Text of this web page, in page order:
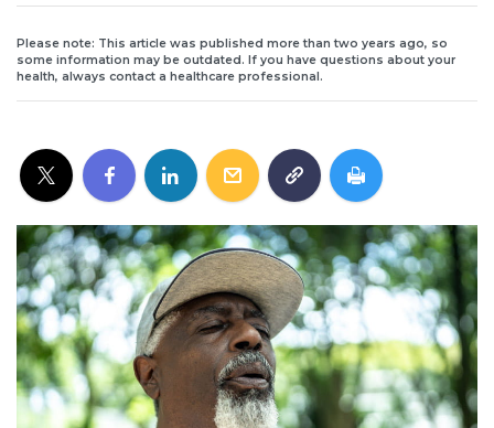
Please note: This article was published more than two years ago, so
some information may be outdated. If you have questions about your
health, always contact a healthcare professional.